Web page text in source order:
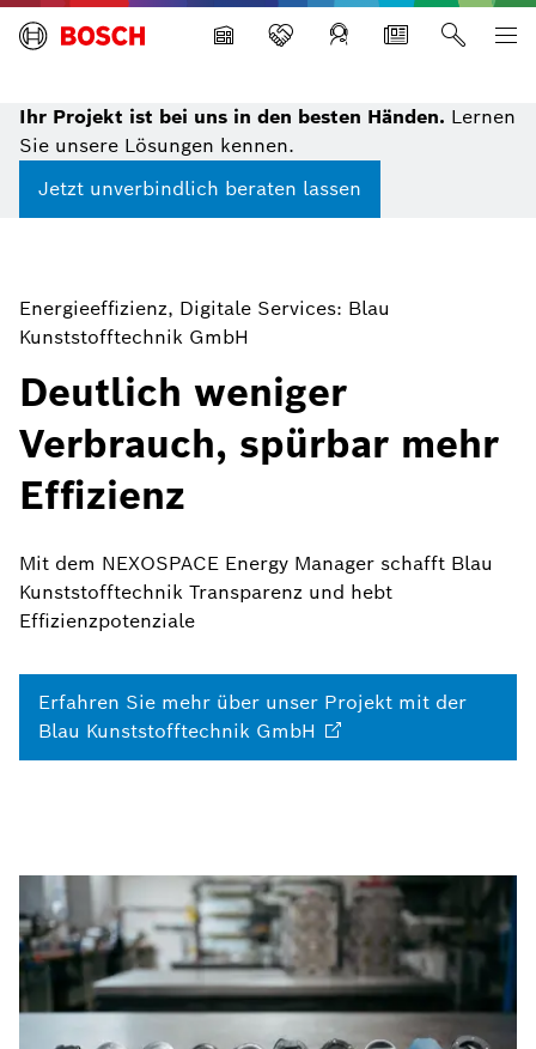
Building Technologies
Ihr Projekt ist bei uns in den besten Händen. Lernen
Sie unsere Lösungen kennen.
Jetzt unverbindlich beraten lassen
Energieeffizienz, Digitale Services: Blau
Kunststofftechnik GmbH
Deutlich weniger
Verbrauch, spürbar mehr
Effizienz
Mit dem NEXOSPACE Energy Manager schafft Blau
Kunststofftechnik Transparenz und hebt
Effizienzpotenziale
Erfahren Sie mehr über unser Projekt mit der
Blau Kunststofftechnik GmbH